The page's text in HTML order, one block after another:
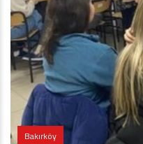
Bakırköy